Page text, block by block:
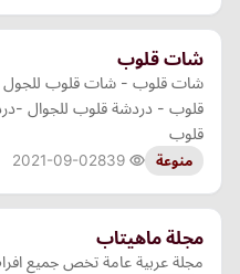
شات قلوب
شات قلوب - شات قلوب
قلوب - دردشة قلوب للجوال -
قلوب
منوعة 2021-09-02
مجلة ماهيتاب
مجلة عربية عامة تخص جميع